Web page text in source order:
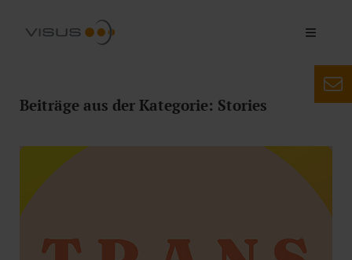
Beiträge aus der Kategorie: Stories